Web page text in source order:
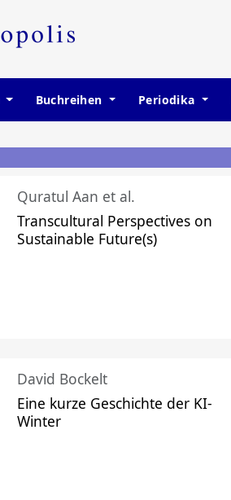
Buchreihen Periodika
Quratul Aan et al.
Transcultural Perspectives on
Sustainable Future(s)
David Bockelt
Eine kurze Geschichte der KI-
Winter